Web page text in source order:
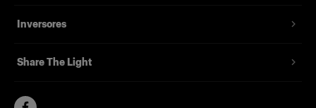
Inversores
Share The Light